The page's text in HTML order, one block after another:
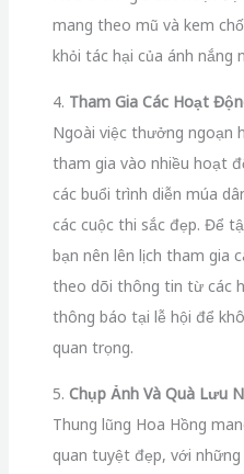
mang theo mũ và kem
khỏi tác hại của ánh nắng
4. Tham Gia Các Hoạt
Ngoài việc thưởng ngoạn
tham gia vào nhiều hoạt
các buổi trình diễn múa
các cuộc thi sắc đẹp. Để
bạn nên lên lịch tham gia
theo dõi thông tin từ các
thông báo tại lễ hội để
quan trọng.
5. Chụp Ảnh Và Quà Lưu
Thung lũng Hoa Hồng
quan tuyệt đẹp, với